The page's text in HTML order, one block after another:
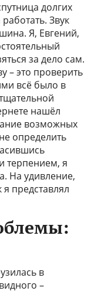
долгих
Звук
Я, Евгений,
за дело сам.
– это проверить
всё было в
нашёл
возможных
определить
терпением, я
На удивление,
я представлял
в
–